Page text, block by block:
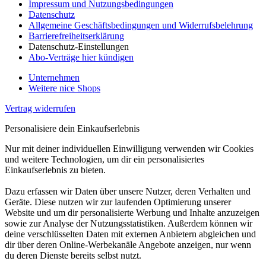
Impressum und Nutzungsbedingungen
Datenschutz
Allgemeine Geschäftsbedingungen und Widerrufsbelehrung
Barrierefreiheitserklärung
Datenschutz-Einstellungen
Abo-Verträge hier kündigen
Unternehmen
Weitere nice Shops
Vertrag widerrufen
Personalisiere dein Einkaufserlebnis
Nur mit deiner individuellen Einwilligung verwenden wir Cookies
und weitere Technologien, um dir ein personalisiertes
Einkaufserlebnis zu bieten.
Dazu erfassen wir Daten über unsere Nutzer, deren Verhalten und
Geräte. Diese nutzen wir zur laufenden Optimierung unserer
Website und um dir personalisierte Werbung und Inhalte anzuzeigen
sowie zur Analyse der Nutzungsstatistiken. Außerdem können wir
deine verschlüsselten Daten mit externen Anbietern abgleichen und
dir über deren Online-Werbekanäle Angebote anzeigen, nur wenn
du deren Dienste bereits selbst nutzt.